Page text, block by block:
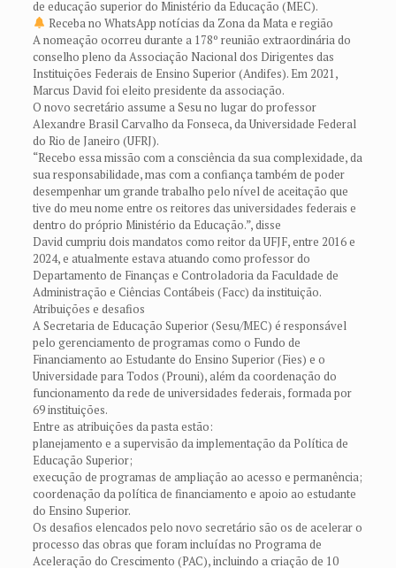
de educação superior do Ministério da Educação (MEC).
Receba no WhatsApp notícias da Zona da Mata e região
A nomeação ocorreu durante a 178º reunião extraordinária do
conselho pleno da Associação Nacional dos Dirigentes das
Instituições Federais de Ensino Superior (Andifes). Em 2021,
Marcus David foi eleito presidente da associação.
O novo secretário assume a Sesu no lugar do professor
Alexandre Brasil Carvalho da Fonseca, da Universidade Federal
do Rio de Janeiro (UFRJ).
“Recebo essa missão com a consciência da sua complexidade, da
sua responsabilidade, mas com a confiança também de poder
desempenhar um grande trabalho pelo nível de aceitação que
tive do meu nome entre os reitores das universidades federais e
dentro do próprio Ministério da Educação.”, disse
David cumpriu dois mandatos como reitor da UFJF, entre 2016 e
2024, e atualmente estava atuando como professor do
Departamento de Finanças e Controladoria da Faculdade de
Administração e Ciências Contábeis (Facc) da instituição.
Atribuições e desafios
A Secretaria de Educação Superior (Sesu/MEC) é responsável
pelo gerenciamento de programas como o Fundo de
Financiamento ao Estudante do Ensino Superior (Fies) e o
Universidade para Todos (Prouni), além da coordenação do
funcionamento da rede de universidades federais, formada por
69 instituições.
Entre as atribuições da pasta estão:
planejamento e a supervisão da implementação da Política de
Educação Superior;
execução de programas de ampliação ao acesso e permanência;
coordenação da política de financiamento e apoio ao estudante
do Ensino Superior.
Os desafios elencados pelo novo secretário são os de acelerar o
processo das obras que foram incluídas no Programa de
Aceleração do Crescimento (PAC), incluindo a criação de 10